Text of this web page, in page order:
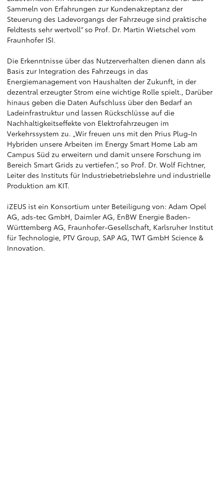
Sammeln von Erfahrungen zur Kundenakzeptanz der
Steuerung des Ladevorgangs der Fahrzeuge sind praktische
Feldtests sehr wertvoll“ so Prof. Dr. Martin Wietschel vom
Fraunhofer ISI.
Die Erkenntnisse über das Nutzerverhalten dienen dann als
Basis zur Integration des Fahrzeugs in das
Energiemanagement von Haushalten der Zukunft, in der
dezentral erzeugter Strom eine wichtige Rolle spielt., Darüber
hinaus geben die Daten Aufschluss über den Bedarf an
Ladeinfrastruktur und lassen Rückschlüsse auf die
Nachhaltigkeitseffekte von Elektrofahrzeugen im
Verkehrssystem zu. „Wir freuen uns mit den Prius Plug-In
Hybriden unsere Arbeiten im Energy Smart Home Lab am
Campus Süd zu erweitern und damit unsere Forschung im
Bereich Smart Grids zu vertiefen.“, so Prof. Dr. Wolf Fichtner,
Leiter des Instituts für Industriebetriebslehre und industrielle
Produktion am KIT.
iZEUS ist ein Konsortium unter Beteiligung von: Adam Opel
AG, ads-tec GmbH, Daimler AG, EnBW Energie Baden-
Württemberg AG, Fraunhofer-Gesellschaft, Karlsruher Institut
für Technologie, PTV Group, SAP AG, TWT GmbH Science &
Innovation.